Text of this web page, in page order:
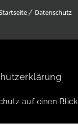
Datenschutz
auf einen Blick